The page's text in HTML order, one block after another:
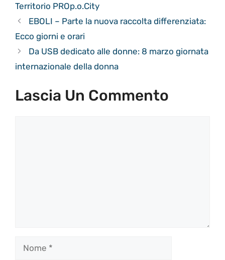
Territorio PROp.o.City
EBOLI – Parte la nuova raccolta differenziata:
Ecco giorni e orari
Da USB dedicato alle donne: 8 marzo giornata
internazionale della donna
Lascia Un Commento